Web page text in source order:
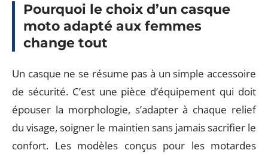
Pourquoi le choix d’un casque
moto adapté aux femmes
change tout
Un casque ne se résume pas à un simple accessoire
de sécurité. C’est une pièce d’équipement qui doit
épouser la morphologie, s’adapter à chaque relief
du visage, soigner le maintien sans jamais sacrifier le
confort. Les modèles conçus pour les motardes